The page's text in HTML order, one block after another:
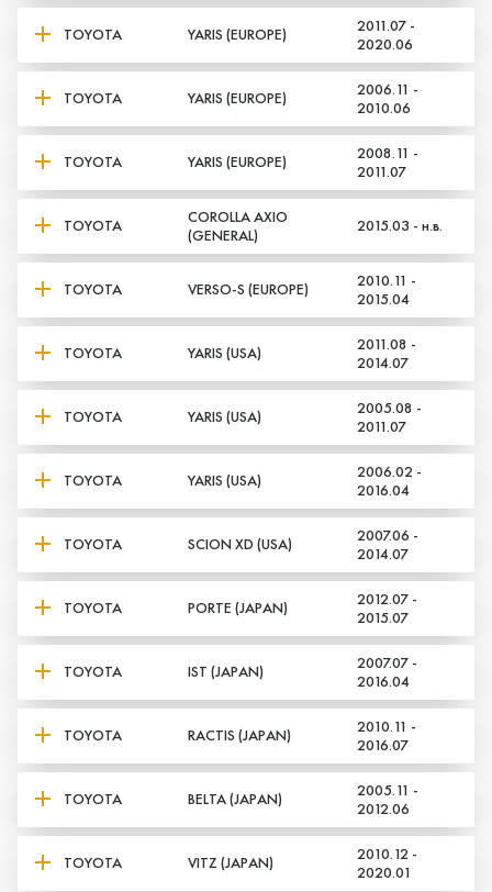
Да, верно Нет, выбрать другой
TOYOTA YARIS (EUROPE)
2011.07 -
2020.06
TOYOTA YARIS (EUROPE)
2006.11 -
2010.06
TOYOTA YARIS (EUROPE)
2008.11 -
2011.07
TOYOTA
COROLLA AXIO
(GENERAL)
2015.03 - н.в.
TOYOTA VERSO-S (EUROPE)
2010.11 -
2015.04
TOYOTA YARIS (USA)
2011.08 -
2014.07
TOYOTA YARIS (USA)
2005.08 -
2011.07
TOYOTA YARIS (USA)
2006.02 -
2016.04
TOYOTA SCION XD (USA)
2007.06 -
2014.07
TOYOTA PORTE (JAPAN)
2012.07 -
2015.07
TOYOTA IST (JAPAN)
2007.07 -
2016.04
TOYOTA RACTIS (JAPAN)
2010.11 -
2016.07
TOYOTA BELTA (JAPAN)
2005.11 -
2012.06
TOYOTA VITZ (JAPAN)
2010.12 -
2020.01